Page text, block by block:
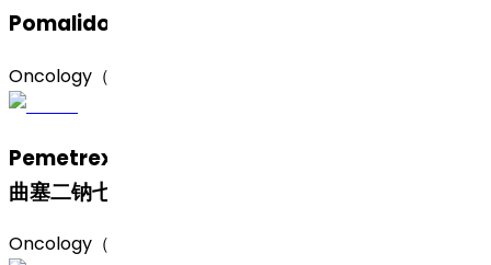
Pomalidomide（泊马度胺）
Oncology（肿瘤）
Pemetrexed Disodium Heptahydrate（培美
曲塞二钠七水合物）
Oncology（肿瘤）